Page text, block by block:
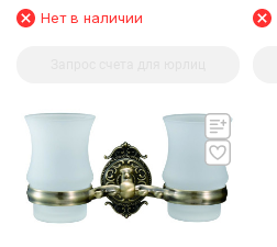
2B/BRONZE)
Нет в наличии